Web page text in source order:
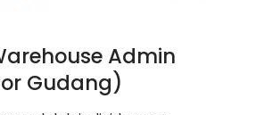
Admin
Gudang)